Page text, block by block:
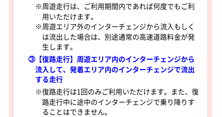
※周遊走行は、ご利用期間内であれば何度でもご利
用いただけます。
※周遊エリア外のインターチェンジから流入もしく
は流出した場合は、別途通常の高速道路料金が発
生します。
③【復路走行】周遊エリア内のインターチェンジから
流入して、発着エリア内のインターチェンジで流出
する走行
※復路走行は1回のみご利用いただけます。また、復
路走行中に途中のインターチェンジで乗り降りす
ることはできません。